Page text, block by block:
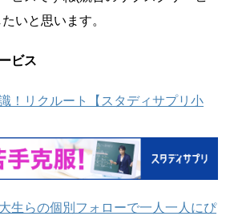
いと思います。
ビス
！リクルート【スタディサプリ小
生らの個別フォローで一人一人にぴ